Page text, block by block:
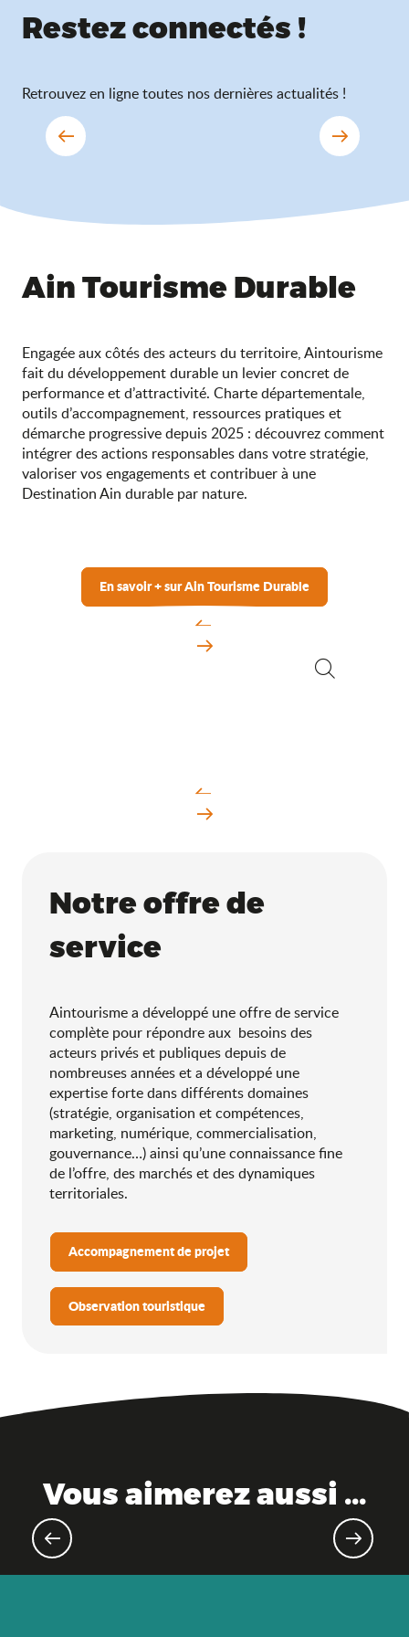
Restez connectés !
Retrouvez en ligne toutes nos dernières actualités !
Actualités
Ain Tourisme Durable
Engagée aux côtés des acteurs du territoire, Aintourisme
fait du développement durable un levier concret de
performance et d’attractivité. Charte départementale,
outils d’accompagnement, ressources pratiques et
démarche progressive depuis 2025 : découvrez comment
intégrer des actions responsables dans votre stratégie,
valoriser vos engagements et contribuer à une
Destination Ain durable par nature.
En savoir + sur Ain Tourisme Durable
Notre offre de
service
Aintourisme a développé une offre de service
complète pour répondre aux besoins des
acteurs privés et publiques depuis de
nombreuses années et a développé une
expertise forte dans différents domaines
(stratégie, organisation et compétences,
marketing, numérique, commercialisation,
gouvernance…) ainsi qu’une connaissance fine
de l’offre, des marchés et des dynamiques
territoriales.
Accompagnement de projet
Observation touristique
Vous aimerez aussi ...
Rechercher des investisseurs /